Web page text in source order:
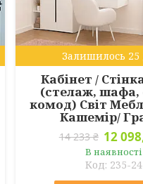
Залишилось 25
Кабінет /
(стелаж, шафа,
комод) Світ
Кашемір/
14 233 ₴ 12
В наявності
235-24